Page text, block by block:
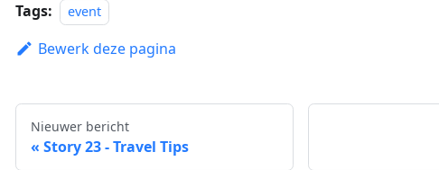
Tags: event
Bewerk deze pagina
Nieuwer bericht
Story 23 - Travel Tips